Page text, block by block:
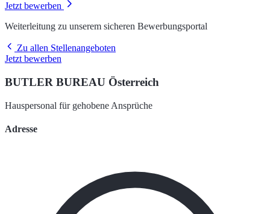
Jetzt bewerben
Weiterleitung zu unserem sicheren Bewerbungsportal
Zu allen Stellenangeboten
Jetzt bewerben
BUTLER BUREAU Österreich
Hauspersonal für gehobene Ansprüche
Adresse